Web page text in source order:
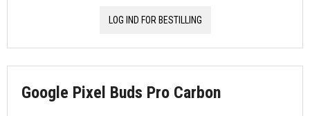
LOG IND FOR BESTILLING
Google Pixel Buds Pro Carbon